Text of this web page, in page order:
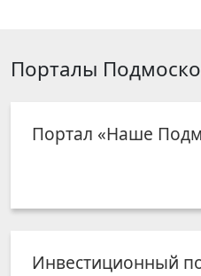
Порталы
Портал «Наше
Инвестиционный